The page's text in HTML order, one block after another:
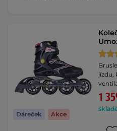
Dáreček Akce
jízdu,
1